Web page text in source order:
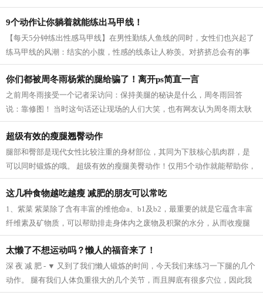
有真相...
9个动作让你躺着就能练出马甲线！
【每天5分钟练出性感马甲线】在男性勤练人鱼线的同时，女性们也兴起了
练马甲线的风潮：结实的小腹，性感的线条让人称羡。对挤挤总会有的事
业线，拥有马甲线的女性呈现的体态更...
你们都被周冬雨杨紫的腿给骗了！离开ps简直一言
之前周冬雨接受一个记者采访问：保持美腿的秘诀是什么，周冬雨回答
说：靠修图！ 当时这句话还让现场的人们大笑，也有网友认为周冬雨太耿
直，然而，看了一些没有后期修的图片之...
超级有效的瘦腿翘臀动作
腿部和臀部是现代女性比较注重的身材部位，其同为下肢核心肌肉群，是
可以同时锻炼的哦。 超级有效的瘦腿美臀动作！仅用5个动作就能帮助你，
瘦出性感美腿，同时还塑造紧致翘臀...
这几种食物越吃越瘦 减肥的朋友可以常吃
1、紫菜 紫菜除了含有丰富的维他命a、b1及b2，最重要的就是它蕴含丰富
纤维素及矿物质，可以帮助排走身体内之废物及积聚的水分，从而收瘦腿
之效。 2、芝麻 芝麻它的亚麻仁油酸可以...
太懒了不想运动吗？懒人的福音来了！
深 夜 减 肥 - ▼ 又到了我们懒人锻炼的时间，今天我们来练习一下腿的几个
动作。 腿有我们人体负重很大的几个关节，而且脚底有很多穴位，因此我
们要多锻炼我们的脚，促进血液循...